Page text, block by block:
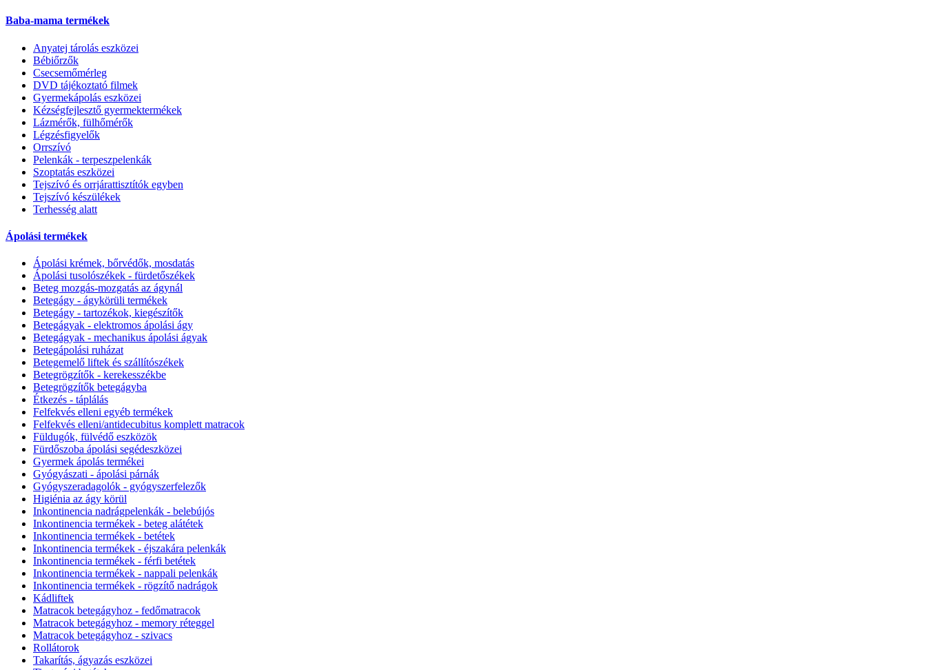
Baba-mama termékek
Anyatej tárolás eszközei
Bébiőrzők
Csecsemőmérleg
DVD tájékoztató filmek
Gyermekápolás eszközei
Kézségfejlesztő gyermektermékek
Lázmérők, fülhőmérők
Légzésfigyelők
Orrszívó
Pelenkák - terpeszpelenkák
Szoptatás eszközei
Tejszívó és orrjárattisztítók egyben
Tejszívó készülékek
Terhesség alatt
Ápolási termékek
Ápolási krémek, bőrvédők, mosdatás
Ápolási tusolószékek - fürdetőszékek
Beteg mozgás-mozgatás az ágynál
Betegágy - ágykörüli termékek
Betegágy - tartozékok, kiegészítők
Betegágyak - elektromos ápolási ágy
Betegágyak - mechanikus ápolási ágyak
Betegápolási ruházat
Betegemelő liftek és szállítószékek
Betegrögzítők - kerekesszékbe
Betegrögzítők betegágyba
Étkezés - táplálás
Felfekvés elleni egyéb termékek
Felfekvés elleni/antidecubitus komplett matracok
Füldugók, fülvédő eszközök
Fürdőszoba ápolási segédeszközei
Gyermek ápolás termékei
Gyógyászati - ápolási párnák
Gyógyszeradagolók - gyógyszerfelezők
Higiénia az ágy körül
Inkontinencia nadrágpelenkák - belebújós
Inkontinencia termékek - beteg alátétek
Inkontinencia termékek - betétek
Inkontinencia termékek - éjszakára pelenkák
Inkontinencia termékek - férfi betétek
Inkontinencia termékek - nappali pelenkák
Inkontinencia termékek - rögzítő nadrágok
Kádliftek
Matracok betegágyhoz - fedőmatracok
Matracok betegágyhoz - memory réteggel
Matracok betegágyhoz - szivacs
Rollátorok
Takarítás, ágyazás eszközei